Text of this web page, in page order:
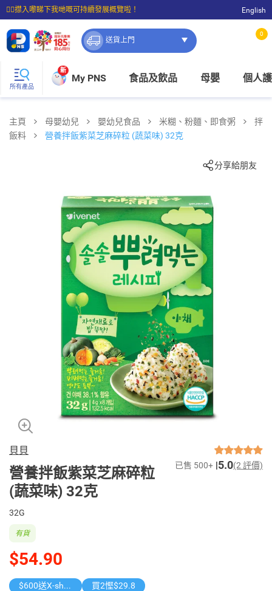
☝🏼㩒入嚟睇下我哋嘅可持續發展概覽啦！
⭐購物滿$399即享免費送貨；滿$100即可免費店取。
English
送貨上門
0
所有產品
新
My PNS 食品及飲品 母嬰 個人
主頁 母嬰幼兒 嬰幼兒食品 米糊、粉麵、即食粥
拌
飯料
營養拌飯紫菜芝麻碎粒 (蔬菜味) 32克
分享給朋友
貝貝
營養拌飯紫菜芝麻碎粒
(蔬菜味) 32克
已售 500+ 5.0(2 評價)
32G
$54.90
有貨
$600送X-shot 極速入水槍 買2慳$29.8